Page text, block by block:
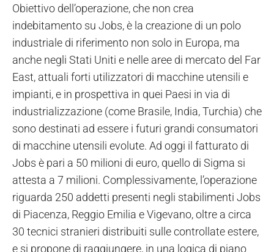
Obiettivo dell’operazione, che non crea
indebitamento su Jobs, è la creazione di un polo
industriale di riferimento non solo in Europa, ma
anche negli Stati Uniti e nelle aree di mercato del Far
East, attuali forti utilizzatori di macchine utensili e
impianti, e in prospettiva in quei Paesi in via di
industrializzazione (come Brasile, India, Turchia) che
sono destinati ad essere i futuri grandi consumatori
di macchine utensili evolute. Ad oggi il fatturato di
Jobs è pari a 50 milioni di euro, quello di Sigma si
attesta a 7 milioni. Complessivamente, l’operazione
riguarda 250 addetti presenti negli stabilimenti Jobs
di Piacenza, Reggio Emilia e Vigevano, oltre a circa
30 tecnici stranieri distribuiti sulle controllate estere,
e si propone di raggiungere, in una logica di piano